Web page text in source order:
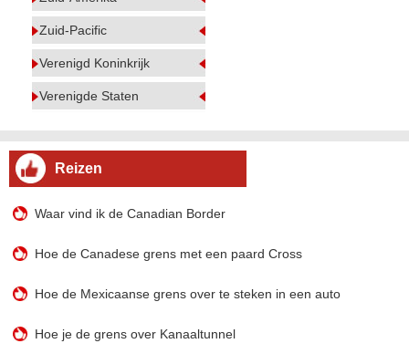
Zuid-Pacific
Verenigd Koninkrijk
Verenigde Staten
Reizen
Waar vind ik de Canadian Border
Hoe de Canadese grens met een paard Cross
Hoe de Mexicaanse grens over te steken in een auto
Hoe je de grens over Kanaaltunnel